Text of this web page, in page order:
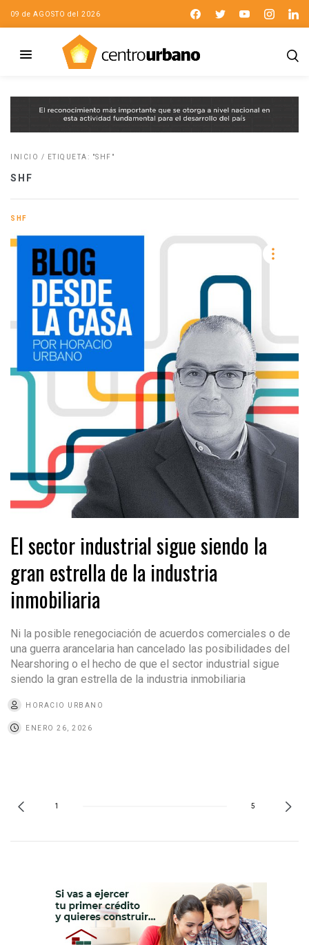
09 de AGOSTO del 2026
INICIO / ETIQUETA: "SHF"
SHF
SHF
El sector industrial sigue siendo la
gran estrella de la industria
inmobiliaria
Ni la posible renegociación de acuerdos comerciales o de
una guerra arancelaria han cancelado las posibilidades del
Nearshoring o el hecho de que el sector industrial sigue
siendo la gran estrella de la industria inmobiliaria
HORACIO URBANO
ENERO 26, 2026
1 5